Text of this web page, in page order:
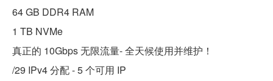
64 GB DDR4 RAM
1 TB NVMe
真正的 10Gbps 无限流量- 全天候使用并维护！
/29 IPv4 分配 - 5 个可用 IP